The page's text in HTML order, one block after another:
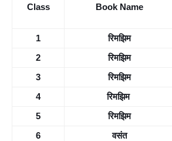
Class Book Name
1 रिमझिम
2 रिमझिम
3 रिमझिम
4 रिमझिम
5 रिमझिम
6 वसंत